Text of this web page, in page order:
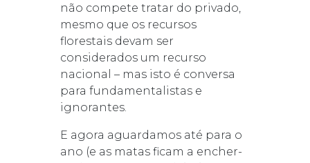
não compete tratar do privado,
mesmo que os recursos
florestais devam ser
considerados um recurso
nacional – mas isto é conversa
para fundamentalistas e
ignorantes.
E agora aguardamos até para o
ano (e as matas ficam a encher-